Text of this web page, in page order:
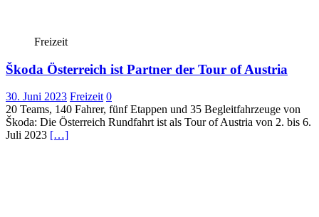
Freizeit
Škoda Österreich ist Partner der Tour of Austria
30. Juni 2023 Freizeit 0
20 Teams, 140 Fahrer, fünf Etappen und 35 Begleitfahrzeuge von
Škoda: Die Österreich Rundfahrt ist als Tour of Austria von 2. bis 6.
Juli 2023 […]